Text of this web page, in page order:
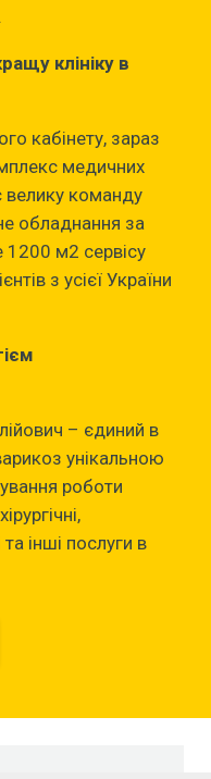
клініку в
кабінету, зараз
медичних
велику команду
обладнання за
м2 сервісу
з усієї України
– єдиний в
унікальною
роботи
та інші послуги в